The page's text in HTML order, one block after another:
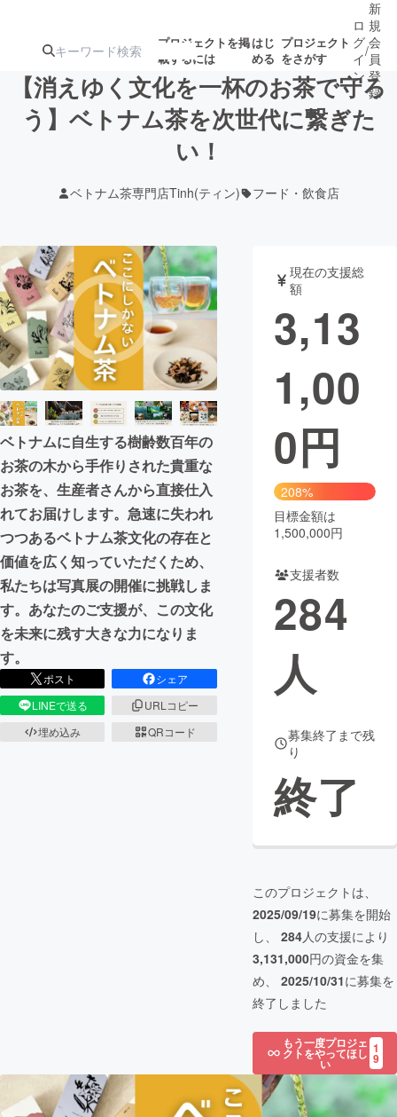
プロジェクトを掲
載するには
はじ
める
プロジェクト
をさがす
注目の新着プロ
テクノロジー・ガジェット
映像・映画 書籍・雑誌
ビジネス・起業 チャレンジ
まちづくり・地域活性化
CAMPFIRE for Social Good
CAMPFIRE Creation
CAMPFIREふるさと納税machi-ya コミュニティ
ロ
グ
イ
ン
/
新
規
会
員
登
録
【消えゆく文化を一杯のお茶で守ろ
う】ベトナム茶を次世代に繋ぎた
い！
ベトナム茶専門店Tinh(ティン) フード・飲食店
ベトナムに自生する樹齢数百年の
お茶の木から手作りされた貴重な
お茶を、生産者さんから直接仕入
れてお届けします。急速に失われ
つつあるベトナム茶文化の存在と
価値を広く知っていただくため、
私たちは写真展の開催に挑戦しま
す。あなたのご支援が、この文化
を未来に残す大きな力になりま
す。
ポスト
シェア
LINEで送る
URLコピー
埋め込み
QRコード
現在の支援総
額
3,13
1,00
0円
208%
目標金額は
1,500,000円
支援者数
284
人
募集終了まで残
り
終了
このプロジェクトは、
2025/09/19に募集を開始
し、 284人の支援により
3,131,000円の資金を集
め、 2025/10/31に募集を
終了しました
もう一度プロジェ
クトをやってほし
い
1
9